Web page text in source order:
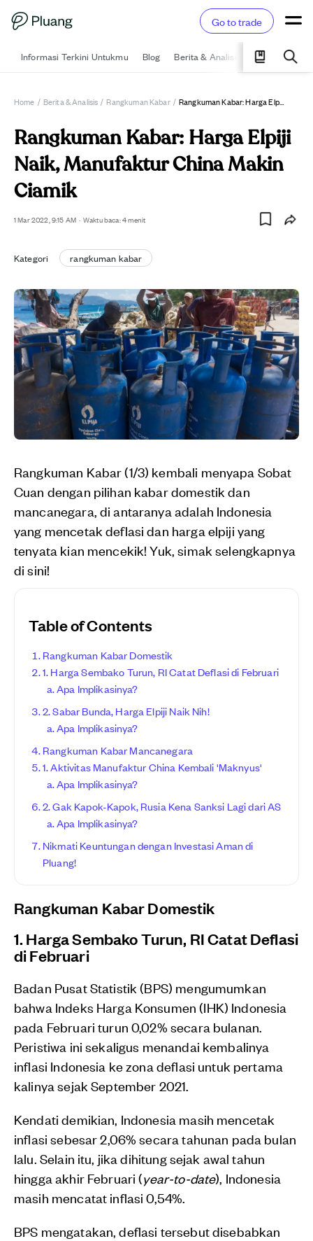
Go to trade
Informasi Terkini Untukmu Blog Berita & Analisis Pelajari
Home / Berita & Analisis / Rangkuman Kabar / Rangkuman Kabar: Harga Elpiji Naik, Manufaktur China Makin Ciamik
Rangkuman Kabar: Harga Elpiji
Naik, Manufaktur China Makin
Ciamik
1 Mar 2022, 9:15 AM · Waktu baca: 4 menit
Kategori rangkuman kabar
Rangkuman Kabar (1/3) kembali menyapa Sobat
Cuan dengan pilihan kabar domestik dan
mancanegara, di antaranya adalah Indonesia
yang mencetak deflasi dan harga elpiji yang
tenyata kian mencekik! Yuk, simak selengkapnya
di sini!
Table of Contents
Rangkuman Kabar Domestik
1. Harga Sembako Turun, RI Catat Deflasi di Februari
Apa Implikasinya?
2. Sabar Bunda, Harga Elpiji Naik Nih!
Apa Implikasinya?
Rangkuman Kabar Mancanegara
1. Aktivitas Manufaktur China Kembali 'Maknyus'
Apa Implikasinya?
2. Gak Kapok-Kapok, Rusia Kena Sanksi Lagi dari AS
Apa Implikasinya?
Nikmati Keuntungan dengan Investasi Aman di
Pluang!
Rangkuman Kabar Domestik
1. Harga Sembako Turun, RI Catat Deflasi
di Februari
Badan Pusat Statistik (BPS) mengumumkan
bahwa Indeks Harga Konsumen (IHK) Indonesia
pada Februari turun 0,02% secara bulanan.
Peristiwa ini sekaligus menandai kembalinya
inflasi Indonesia ke zona deflasi untuk pertama
kalinya sejak September 2021.
Kendati demikian, Indonesia masih mencetak
inflasi sebesar 2,06% secara tahunan pada bulan
lalu. Selain itu, jika dihitung sejak awal tahun
hingga akhir Februari (year-to-date), Indonesia
masih mencatat inflasi 0,54%.
BPS mengatakan, deflasi tersebut disebabkan